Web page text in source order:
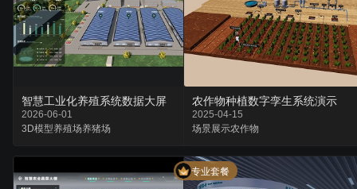
智慧工业化养殖系统数据大屏
2026-06-01
3D模型养殖场养猪场
农作物种植数字孪生系统演示
2025-04-15
场景展示农作物
专业套餐